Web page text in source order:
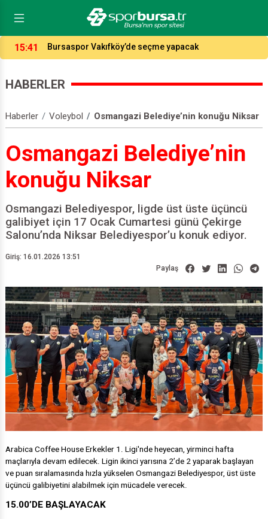
14:04
Potada fikstür çekildi, işte Bursaspor ve Tofaş’ın
HABERLER
Voleybol Osmangazi Belediye’nin konuğu Niksar
Osmangazi Belediye’nin
konuğu Niksar
Osmangazi Belediyespor, ligde üst üste üçüncü
galibiyet için 17 Ocak Cumartesi günü Çekirge
Salonu’nda Niksar Belediyespor’u konuk ediyor.
Arabica Coffee House Erkekler 1. Ligi'nde heyecan, yirminci hafta
maçlarıyla devam edilecek. Ligin ikinci yarısına 2’de 2 yaparak başlayan
ve puan sıralamasında hızla yükselen Osmangazi Belediyespor, üst üste
üçüncü galibiyetini alabilmek için mücadele verecek.
15.00’DE BAŞLAYACAK